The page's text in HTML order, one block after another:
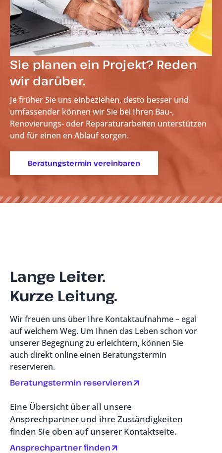
Sie planen ein Projekt? Reden
wir darüber.
Je früher Sie uns einbeziehen, desto besser und
umfassender können wir Sie bei Ihren Bau-,
Renovierungs- oder Reparaturarbeiten unterstützen
und für einen en Ablauf sorgen.
Beratungstermin vereinbaren
Lange Leiter.
Kurze Leitung.
Wir freuen uns über Ihre Kontaktaufnahme – egal
auf welchem Weg. Um Ihnen das Leben schon vor
unserer Begegnung zu erleichtern, können Sie
auch direkt online einen Beratungstermin
reservieren.
Beratungstermin reservieren
Eine Übersicht über all unsere
Ansprechpartner und ihre Zuständigkeiten
finden Sie oben auf unserer Kontaktseite.
Ansprechpartner finden